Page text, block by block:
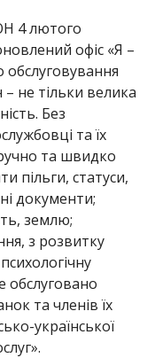
4 лютого
офіс «Я –
– не тільки велика
Без
та їх
та швидко
пільги, статуси,
документи;
землю;
з розвитку
обслуговано
та членів їх
української